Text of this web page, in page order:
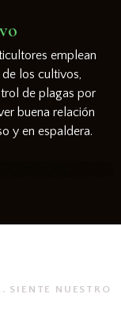
emplean
los cultivos,
de plagas por
buena relación
y en espaldera.
SIENTE NUESTRO
SIENTE NUESTRO